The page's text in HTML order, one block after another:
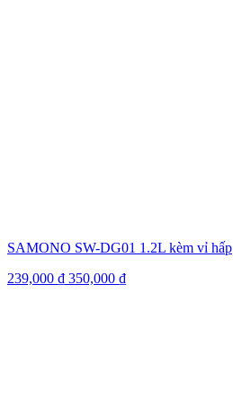
SAMONO SW-DG01 1.2L kèm vỉ hấp
239,000 ₫ 350,000 ₫